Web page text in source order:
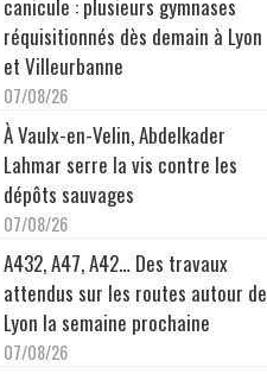
canicule : plusieurs gymnases
réquisitionnés dès demain à Lyon
et Villeurbanne
07/08/26
À Vaulx-en-Velin, Abdelkader
Lahmar serre la vis contre les
dépôts sauvages
07/08/26
A432, A47, A42… Des travaux
attendus sur les routes autour de
Lyon la semaine prochaine
07/08/26